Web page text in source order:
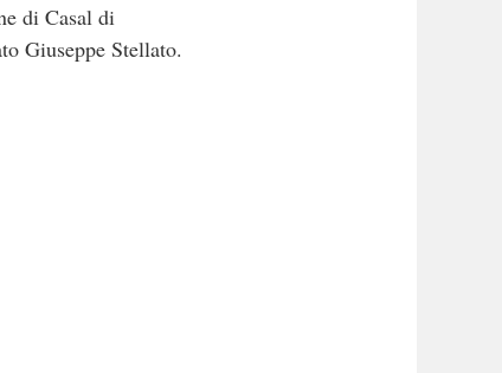
di Casal di
Giuseppe Stellato.